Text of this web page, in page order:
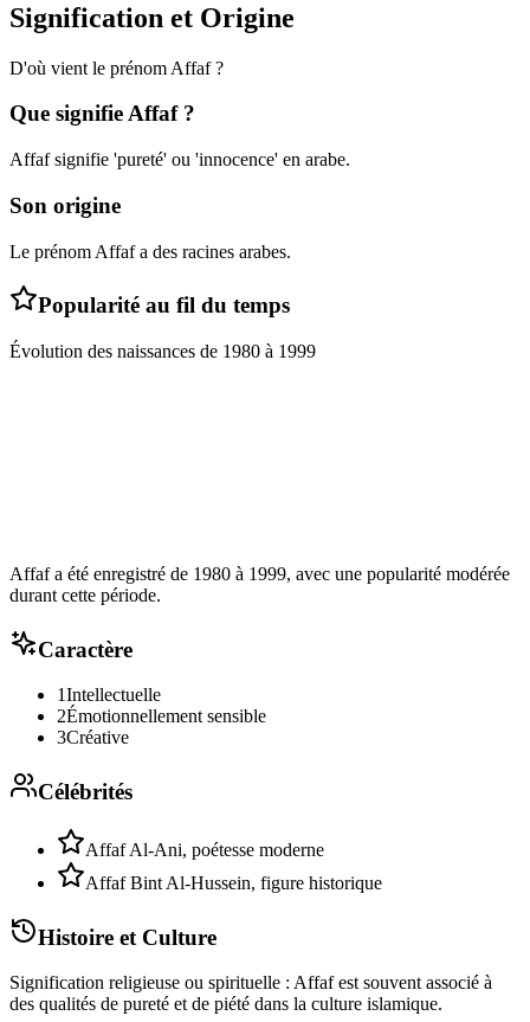
Signification et Origine
D'où vient le prénom Affaf?
Que signifieAffaf?
Affaf signifie 'pureté' ou 'innocence' en arabe.
Son origine
Le prénom Affaf a des racines arabes.
Popularité au fil du temps
Évolution des naissances de 1980 à 1999
Affaf a été enregistré de 1980 à 1999, avec une popularité modérée
durant cette période.
Caractère
1Intellectuelle
2Émotionnellement sensible
3Créative
Célébrités
Affaf Al-Ani, poétesse moderne
Affaf Bint Al-Hussein, figure historique
Histoire et Culture
Signification religieuse ou spirituelle : Affaf est souvent associé à
des qualités de pureté et de piété dans la culture islamique.